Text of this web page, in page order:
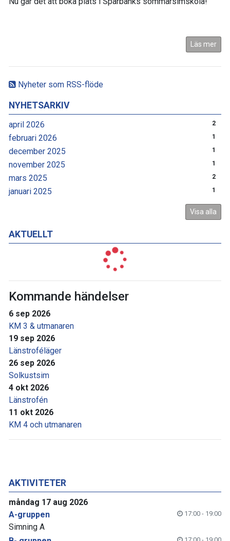
Nyheter som RSS-flöde
NYHETSARKIV
april 2026 2
februari 2026 1
december 2025 1
november 2025 1
mars 2025 2
januari 2025 1
Visa alla
AKTUELLT
Kommande händelser
6 sep 2026
KM 3 & utmanaren
19 sep 2026
Länstroféläger
26 sep 2026
Solkustsim
4 okt 2026
Länstrofén
11 okt 2026
KM 4 och utmanaren
Läs mer
AKTIVITETER
måndag 17 aug 2026
A-gruppen
17:00 - 19:00
Simning A